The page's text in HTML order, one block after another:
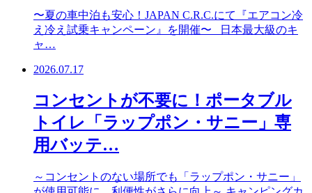
〜夏の車中泊も安心！JAPAN C.R.C.にて『エアコン冷
え冷え試乗キャンペーン』を開催〜 日本最大級のキ
ャ…
2026.07.17
コンセントが不要に！ポータブル
トイレ「ラップポン・サニー」専
用バッテ…
～コンセントのない場所でも「ラップポン・サニー」